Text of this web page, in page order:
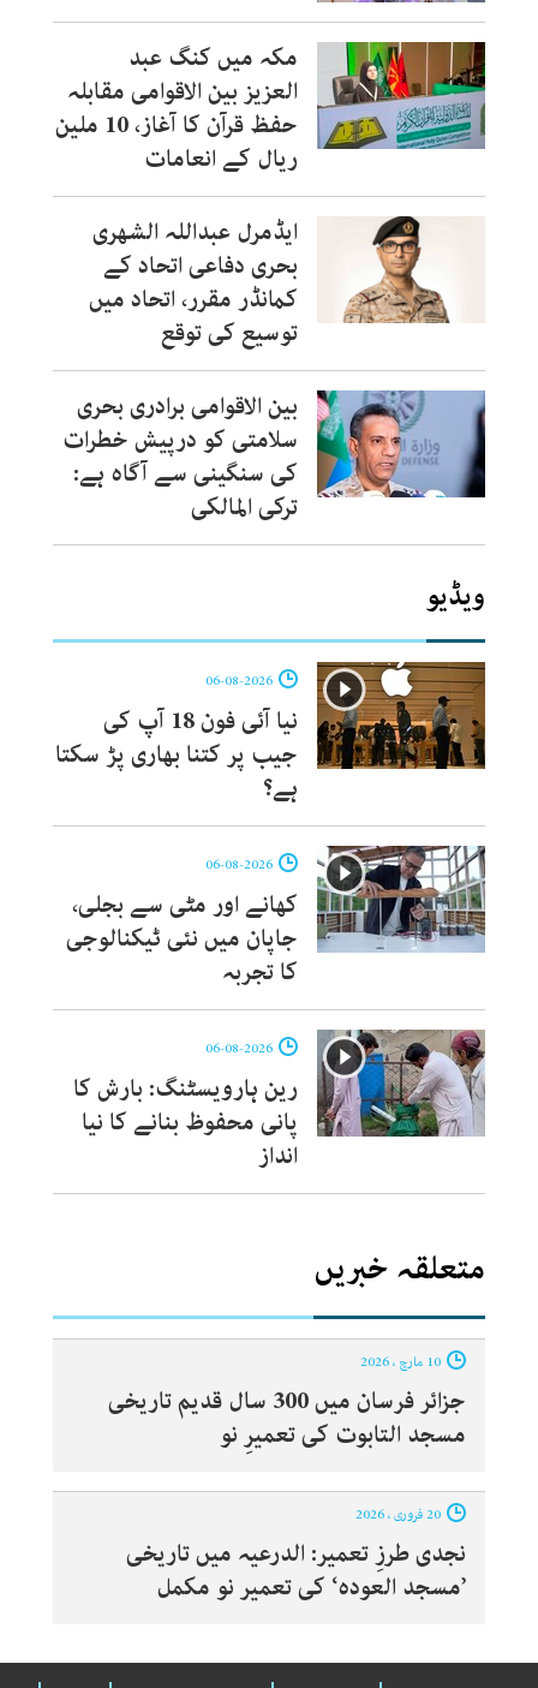
مکہ میں کنگ عبد
العزیز بین الاقوامی مقابلہ
حفظ قرآن کا آغاز، 10 ملین
ریال کے انعامات
ایڈمرل عبداللہ الشھری
بحری دفاعی اتحاد کے
کمانڈر مقرر، اتحاد میں
توسیع کی توقع
بین الاقوامی برادری بحری
سلامتی کو درپیش خطرات
کی سنگینی سے آگاہ ہے:
ترکی المالکی
ویڈیو
نیا آئی فون 18 آپ کی
جیب پر کتنا بھاری پڑ سکتا
ہے؟
کھانے اور مٹی سے بجلی،
جاپان میں نئی ٹیکنالوجی
کا تجربہ
رین ہارویسٹنگ: بارش کا
پانی محفوظ بنانے کا نیا
انداز
متعلقہ خبریں
جزائر فرسان میں 300 سال قدیم تاریخی
مسجد التابوت کی تعمیرِ نو
نجدی طرزِ تعمیر: الدرعیہ میں تاریخی
’مسجد العودہ‘ کی تعمیر نو مکمل